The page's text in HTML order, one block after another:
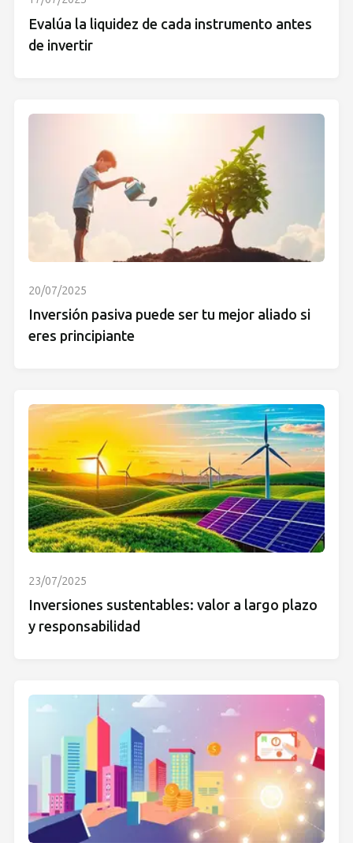
Evalúa la liquidez de cada instrumento antes
de invertir
20/07/2025
Inversión pasiva puede ser tu mejor aliado si
eres principiante
23/07/2025
Inversiones sustentables: valor a largo plazo
y responsabilidad